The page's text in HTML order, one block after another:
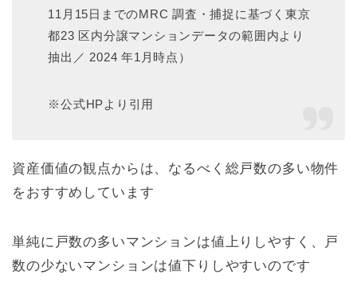
11月15日までのMRC 調査・捕捉に基づく東京
都23 区内分譲マンションデータの範囲内より
抽出／ 2024 年1月時点）
※公式HPより引用
資産価値の観点からは、なるべく総戸数の多い物件
をおすすめしています
単純に戸数の多いマンションは値上りしやすく、戸
数の少ないマンションは値下りしやすいのです